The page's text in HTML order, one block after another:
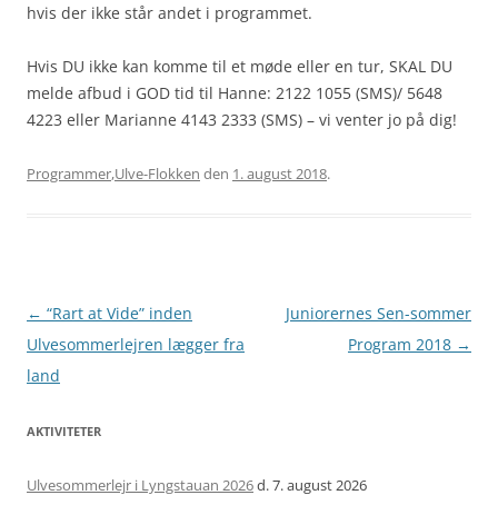
hvis der ikke står andet i programmet.
Hvis DU ikke kan komme til et møde eller en tur, SKAL DU
melde afbud i GOD tid til Hanne: 2122 1055 (SMS)/ 5648
4223 eller Marianne 4143 2333 (SMS) – vi venter jo på dig!
Programmer,Ulve-Flokken den 1. august 2018.
Artikel
navigation
← “Rart at Vide” inden
Ulvesommerlejren lægger fra
land
Juniorernes Sen-sommer
Program 2018 →
AKTIVITETER
Ulvesommerlejr i Lyngstauan 2026d. 7. august 2026